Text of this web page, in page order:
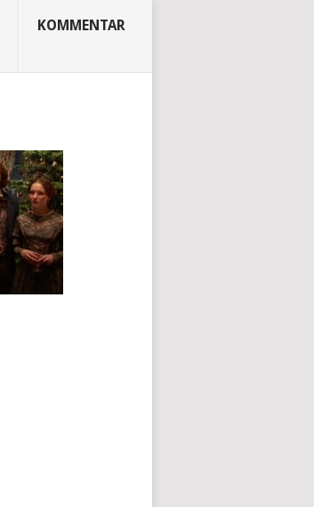
KOMMENTAR